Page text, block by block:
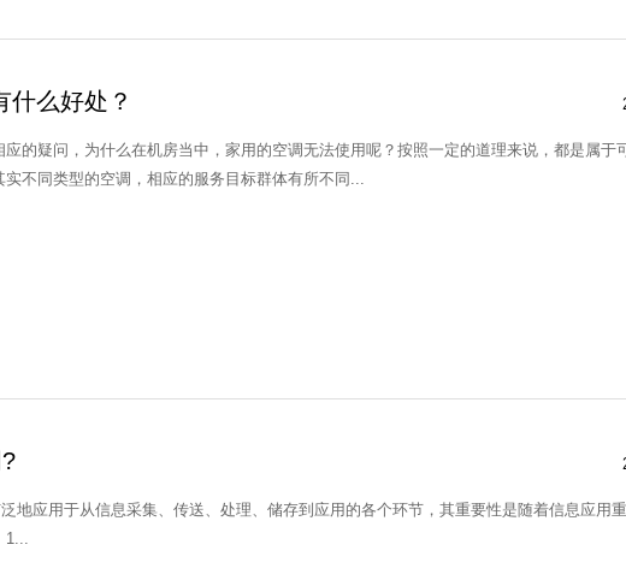
什么好处？
的疑问，为什么在机房当中，家用的空调无法使用呢？按照一定的道理来说，都是属于
不同类型的空调，相应的服务目标群体有所不同...
地应用于从信息采集、传送、处理、储存到应用的各个环节，其重要性是随着信息应用
而增加的。 博赛帝ups-MT系列 1...